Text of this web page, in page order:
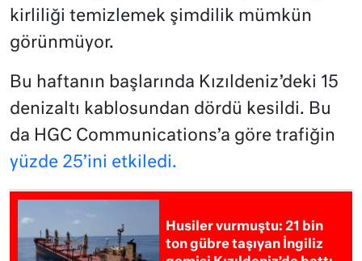
kirliliği temizlemek şimdilik mümkün
görünmüyor.
Bu haftanın başlarında Kızıldeniz’deki 15
denizaltı kablosundan dördü kesildi. Bu
da HGC Communications’a göre trafiğin
yüzde 25’ini etkiledi.
Husiler vurmuştu: 21 bin
ton gübre taşıyan İngiliz